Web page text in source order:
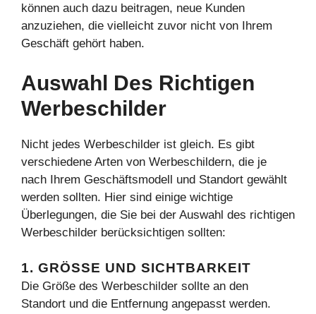
können auch dazu beitragen, neue Kunden
anzuziehen, die vielleicht zuvor nicht von Ihrem
Geschäft gehört haben.
Auswahl Des Richtigen
Werbeschilder
Nicht jedes Werbeschilder ist gleich. Es gibt
verschiedene Arten von Werbeschildern, die je
nach Ihrem Geschäftsmodell und Standort gewählt
werden sollten. Hier sind einige wichtige
Überlegungen, die Sie bei der Auswahl des richtigen
Werbeschilder berücksichtigen sollten:
1. GRÖSSE UND SICHTBARKEIT
Die Größe des Werbeschilder sollte an den
Standort und die Entfernung angepasst werden.